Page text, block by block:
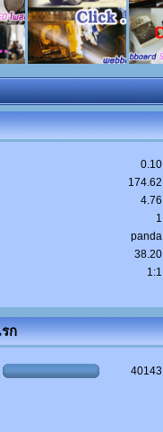
0.10
174.62
4.76
1
panda
38.20
1:1
ก
40143